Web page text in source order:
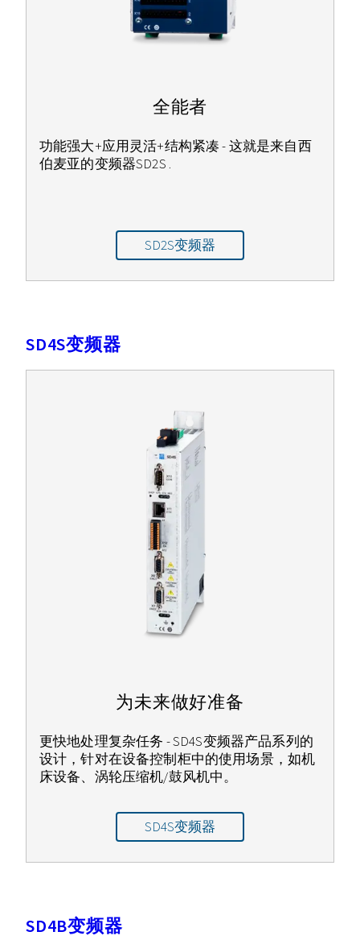
全能者
功能强大+应用灵活+结构紧凑 - 这就是来自西
伯麦亚的变频器SD2S .
SD2S变频器
SD4S变频器
为未来做好准备
更快地处理复杂任务 - SD4S变频器产品系列的
设计，针对在设备控制柜中的使用场景，如机
床设备、涡轮压缩机/鼓风机中。
SD4S变频器
SD4B变频器